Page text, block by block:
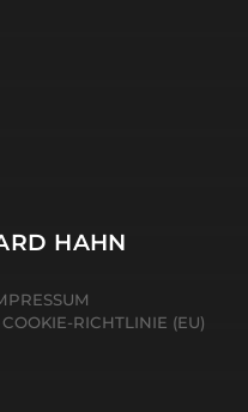
HAHN
COOKIE-RICHTLINIE (EU)